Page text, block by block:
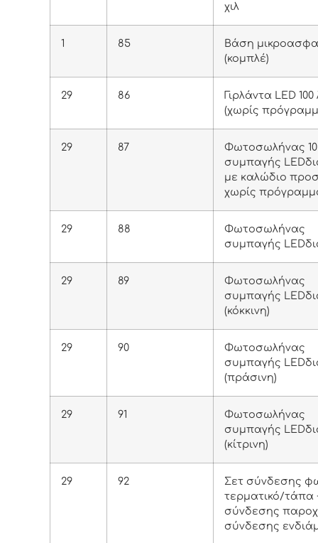
χιλ
1 85
Βάση
(κομπλέ)
29 86
Γιρλάντα LED
(χωρίς
29 87
Φωτοσωλήνας
συμπαγής
με καλώδιο
χωρίς
29 88
Φωτοσωλήνας
συμπαγής
29 89
Φωτοσωλήνας
συμπαγής
(κόκκινη)
29 90
Φωτοσωλήνας
συμπαγής
(πράσινη)
29 91
Φωτοσωλήνας
συμπαγής
(κίτρινη)
29 92
Σετ σύνδεσης
τερματικό/τάπα
σύνδεσης
σύνδεσης